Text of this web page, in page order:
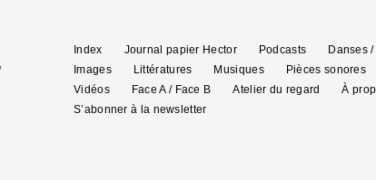
Index Journal papier Hector Podcasts
Danses
Images
Littératures Musiques Pièces sonores
Vidéos
Face A / Face B Atelier du regard
À
S’abonner à la newsletter